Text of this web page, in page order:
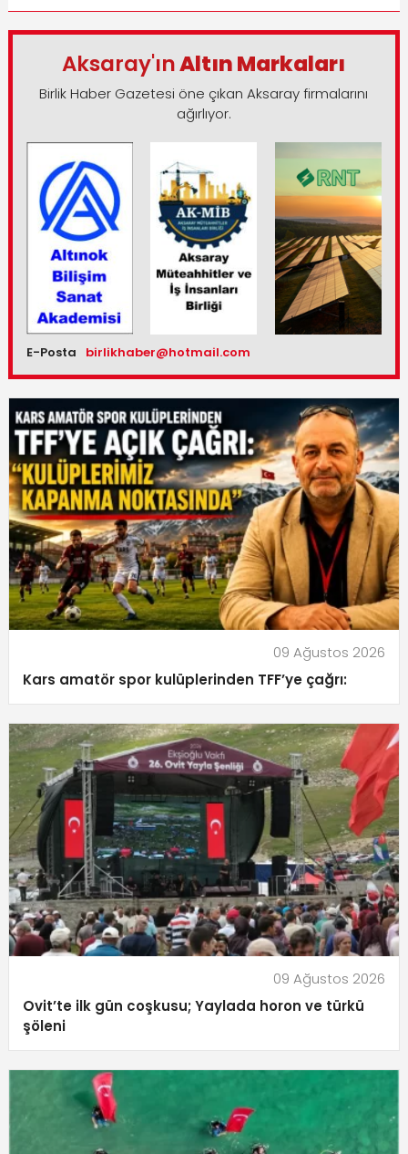
Aksaray'ınAltın Markaları
Birlik Haber Gazetesi öne çıkan Aksaray firmalarını
ağırlıyor.
E-Posta birlikhaber@hotmail.com
09 Ağustos 2026
Kars amatör spor kulüplerinden TFF’ye çağrı:
09 Ağustos 2026
Ovit’te ilk gün coşkusu; Yaylada horon ve türkü
şöleni